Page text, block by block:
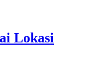
Lokasi